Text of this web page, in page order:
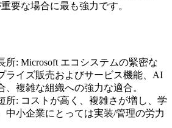
要な場合に最も強力です。
所: Microsoft エコシステムの緊密な
ライズ販売およびサービス機能、AI
、複雑な組織への強力な適合。
所: コストが高く、複雑さが増し、学
中小企業にとっては実装/管理の労力